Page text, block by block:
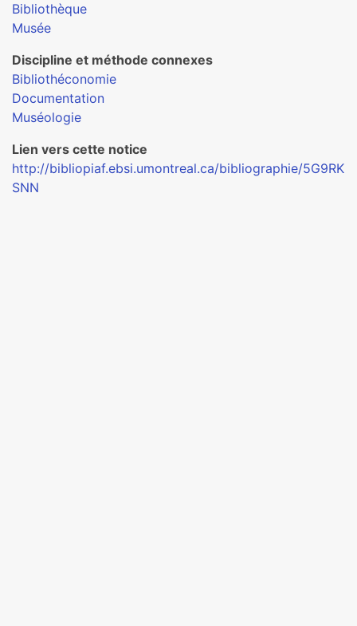
Bibliothèque
Musée
Discipline et méthode connexes
Bibliothéconomie
Documentation
Muséologie
Lien vers cette notice
http://bibliopiaf.ebsi.umontreal.ca/bibliographie/5G9RK
SNN